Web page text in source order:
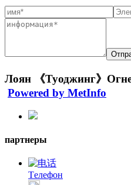
Лоян 《Туоджинг》
Powered by MetInfo
партнеры
Tелефон